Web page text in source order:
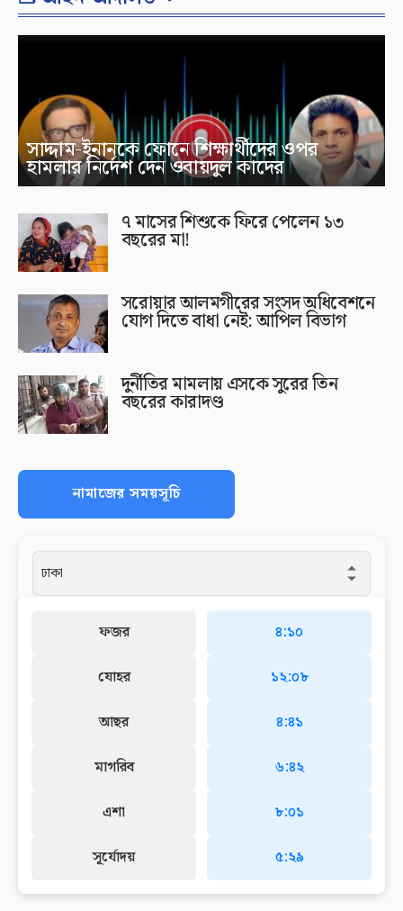
সাদ্দাম-ইনানকে ফোনে শিক্ষার্থীদের ওপর
হামলার নির্দেশ দেন ওবায়দুল কাদের
৭ মাসের শিশুকে ফিরে পেলেন ১৩
বছরের মা!
সরোয়ার আলমগীরের সংসদ অধিবেশনে
যোগ দিতে বাধা নেই: আপিল বিভাগ
দুর্নীতির মামলায় এসকে সুরের তিন
বছরের কারাদণ্ড
নামাজের সময়সূচি
ফজর
যোহর
আছর
মাগরিব
এশা
সূর্যোদয়
৪:১০
১২:০৮
৪:৪১
৬:৪২
৮:০১
৫:২৯